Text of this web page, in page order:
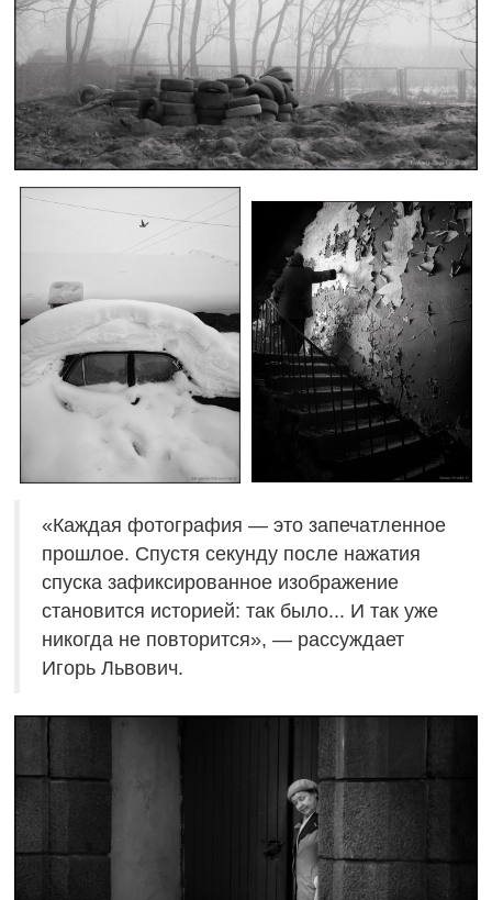
«Каждая фотография — это запечатленное
прошлое. Спустя секунду после нажатия
спуска зафиксированное изображение
становится историей: так было... И так уже
никогда не повторится», — рассуждает
Игорь Львович.